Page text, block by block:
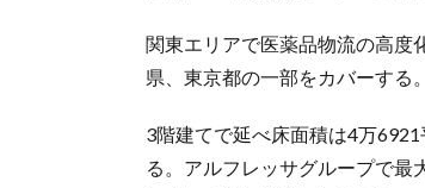
関東エリアで医薬品物流の高度
県、東京都の一部をカバーする。
3階建てで延べ床面積は4万
る。アルフレッサグループで